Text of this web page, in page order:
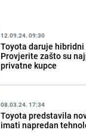
12.09.24. 09:30
Toyota daruje hibridni
Provjerite zašto su
privatne kupce
08.03.24. 17:34
Toyota predstavila
imati napredan